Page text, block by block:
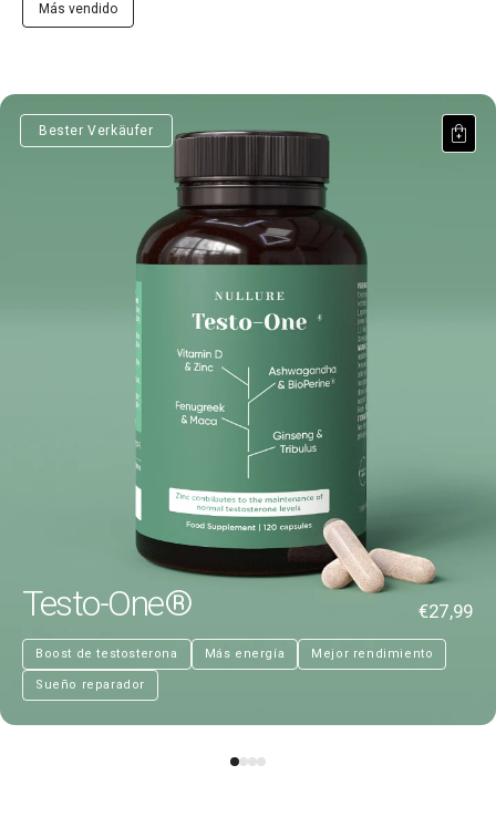
Más vendido
Testo-One®
Bester Verkäufer
Testo-One® €27,99
Boost de testosterona Más energía Mejor rendimiento
Sueño reparador